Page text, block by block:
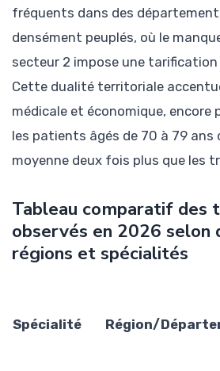
fréquents dans des
densément peuplés, où le
secteur 2 impose une tarification
Cette dualité territoriale
médicale et économique, encore
les patients âgés de 70 à 79 ans
moyenne deux fois plus que les
Tableau comparatif des
observés en 2026 selon
régions et spécialités
Spécialité Région/